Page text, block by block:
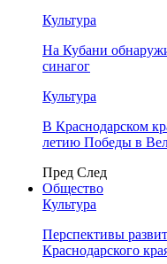
Культура
На Кубани
синагог
Культура
В Краснодарском
летию Победы в
Пред След
Общество
Культура
Перспективы
Краснодарского